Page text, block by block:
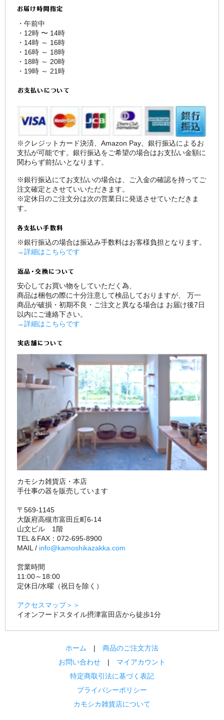
・午前中
・12時 〜 14時
・14時 ～ 16時
・16時 ～ 18時
・18時 ～ 20時
・19時 ～ 21時
※クレジットカード決済、Amazon Pay、銀行振込によるお
支払が可能です。銀行振込をご希望の場合はお支払い金額に
関わらず前払いとなります。
※銀行振込にてお支払いの場合は、ご入金の確認を持ってご
注文確定とさせていいただきます。
※定休日のご注文分は次の営業日に発送させていただきま
す。
※銀行振込の場合は振込み手数料はお客様負担となります。
→詳細はこちらです
安心してお買い物をしていただく為、
商品は梱包の際に十分注意して検品しておりますが、 万一
商品が破損・初期不良・ご注文と異なる場合は お届け後7日
以内にご連絡下さい。
→詳細はこちらです
カモシカ雑貨店・本店
手仕事の器を販売しています
〒569-1145
大阪府高槻市富田丘町6-14
山文ビル 1階
TEL＆FAX：072-695-8900
MAIL / info@kamoshikazakka.com
営業時間
11:00～18:00
定休日/水曜（祝日を除く）
アクセスマップ＞＞
イオンフードスタイル摂津富田店から徒歩1分
ホーム | 商品のご注文方法
お問い合わせ | マイアカウント
特定商取引法に基づく表記
プライバシーポリシー
カモシカ雑貨店について